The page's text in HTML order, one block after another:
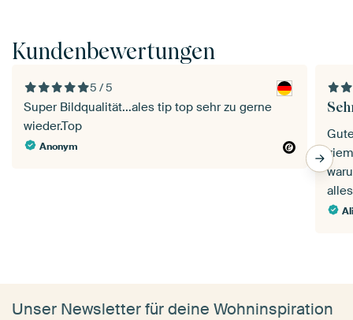
Kundenbewertungen
5 / 5
Super Bildqualität...ales tip top sehr zu gerne
wieder.Top
Anonym
Unser Newsletter für deine Wohninspiration